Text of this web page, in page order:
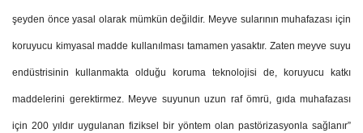
şeyden önce yasal olarak mümkün değildir. Meyve sularının muhafazası için
koruyucu kimyasal madde kullanılması tamamen yasaktır. Zaten meyve suyu
endüstrisinin kullanmakta olduğu koruma teknolojisi de, koruyucu katkı
maddelerini gerektirmez. Meyve suyunun uzun raf ömrü, gıda muhafazası
için 200 yıldır uygulanan fiziksel bir yöntem olan pastörizasyonla sağlanır”